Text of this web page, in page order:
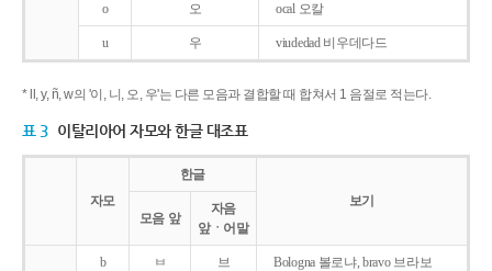
o 오 ocal 오칼
u 우 viudedad 비우데다드
* ll, y, ñ, w의 '이, 니, 오, 우'는 다른 모음과 결합할 때 합쳐서 1 음절로 적는다.
표 3 이탈리아어 자모와 한글 대조표
자모
한글
보기
모음 앞
자음
앞ㆍ어말
b ㅂ 브 Bologna 볼로냐, bravo 브라보